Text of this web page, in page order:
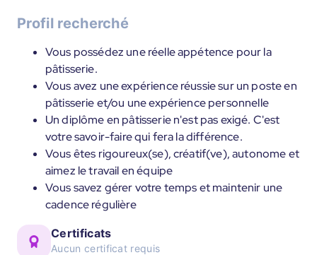
Profil recherché
Vous possédez une réelle appétence pour la
pâtisserie.
Vous avez une expérience réussie sur un poste en
pâtisserie et/ou une expérience personnelle
Un diplôme en pâtisserie n'est pas exigé. C'est
votre savoir-faire qui fera la différence.
Vous êtes rigoureux(se), créatif(ve), autonome et
aimez le travail en équipe
Vous savez gérer votre temps et maintenir une
cadence régulière
Certificats
Aucun certificat requis